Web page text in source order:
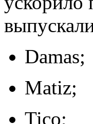
Damas;
Matiz;
Tico;